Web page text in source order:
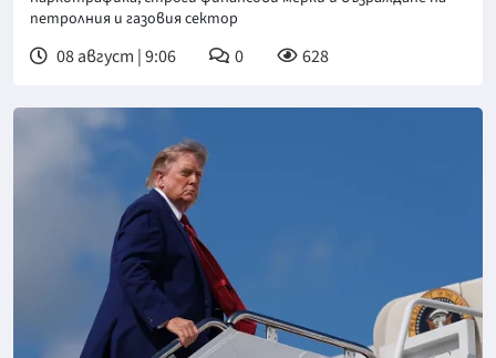
петролния и газовия сектор
08 август | 9:06 0 628